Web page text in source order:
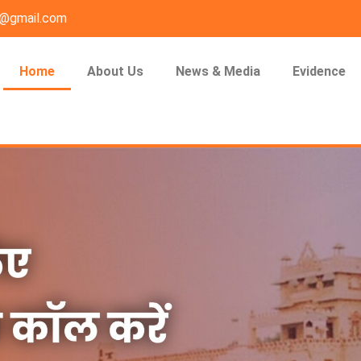
Home About Us News & Media Evidence